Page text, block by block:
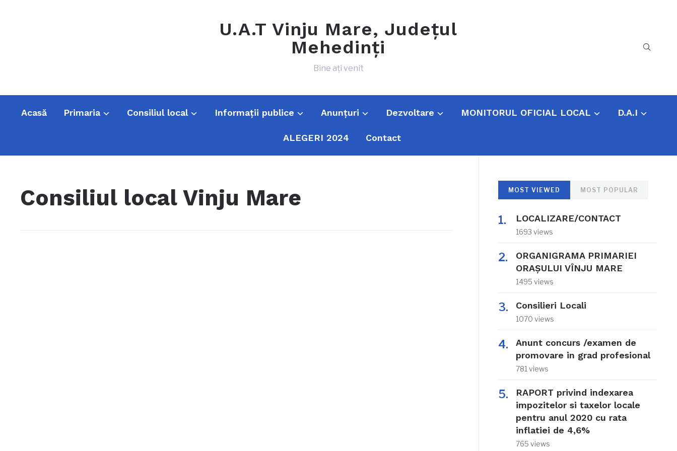
U.A.T Vinju Mare, Județul
Mehedinți
Bine ați venit
Acasă Primaria Consiliul local Informații publice Anunțuri Dezvoltare MONITORUL OFICIAL LOCAL D.A.I
ALEGERI 2024 Contact
Consiliul local Vinju Mare MOST VIEWED MOST POPULAR
LOCALIZARE/CONTACT
1693 views
ORGANIGRAMA PRIMARIEI
ORAŞULUI VÎNJU MARE
1495 views
Consilieri Locali
1070 views
Anunt concurs /examen de
promovare in grad profesional
781 views
RAPORT privind indexarea
impozitelor si taxelor locale
pentru anul 2020 cu rata
inflatiei de 4,6%
765 views